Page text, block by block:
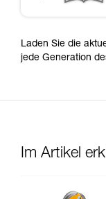
Laden Sie die
jede Generation
Im Artikel